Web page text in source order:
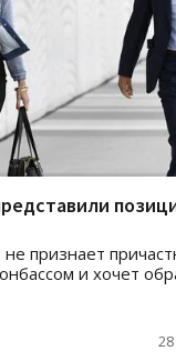
признает
и хочет